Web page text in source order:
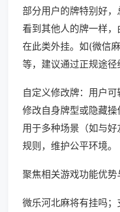
部分用户的牌特别好
看到其他人的牌一样
在此类外挂。如(微信
等，建议通过正规途径
自定义修改牌：用户可
修改自身牌型或隐藏操
用于多种场景（如与
规则，维护公平环境。
聚焦相关游戏功能优势
微乐河北麻将有挂吗